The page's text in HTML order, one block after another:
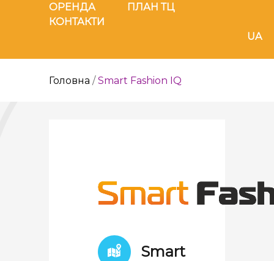
ОРЕНДА
ПЛАН ТЦ
КОНТАКТИ
UA
Головна /Smart Fashion IQ
Smart